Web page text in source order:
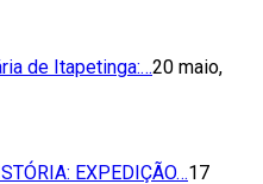
de Itapetinga:…20 maio,
EXPEDIÇÃO…17